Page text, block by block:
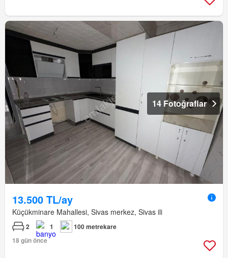
14 Fotoğraflar
13.500 TL/ay
Küçükminare Mahallesi, Sivas merkez, Sivas ili
2 1
100 metrekare
18 gün önce